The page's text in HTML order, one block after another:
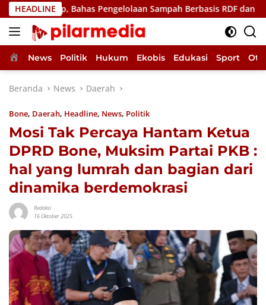
Langsung
ke
konten
HEADLINE
Bahas Pengelolaan Sampah Berbasis RDF dan PSEL
Home
News Politik Hukum Ekobis Edukasi Sport
Beranda News Daerah
Bone, Daerah, Headline, News, Politik
Mosi Tak Percaya Hantam Ketua
DPRD Bone, Muksim Partai PKB :
hal yang lumrah dan bagian dari
dinamika berdemokrasi
Redaksi
16 Oktober 2025